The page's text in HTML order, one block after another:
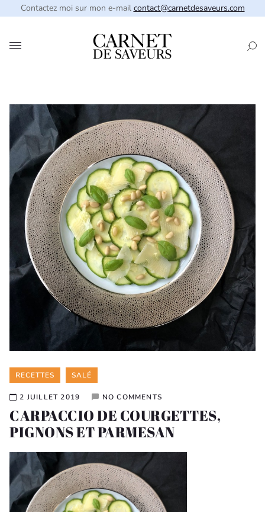
Contactez moi sur mon e-mail contact@carnetdesaveurs.com
Categories
RECETTES SALÉ
2 JUILLET 2019 NO COMMENTS
CARPACCIO DE COURGETTES,
PIGNONS ET PARMESAN